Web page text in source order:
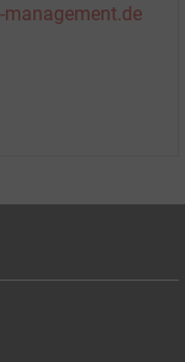
management.de